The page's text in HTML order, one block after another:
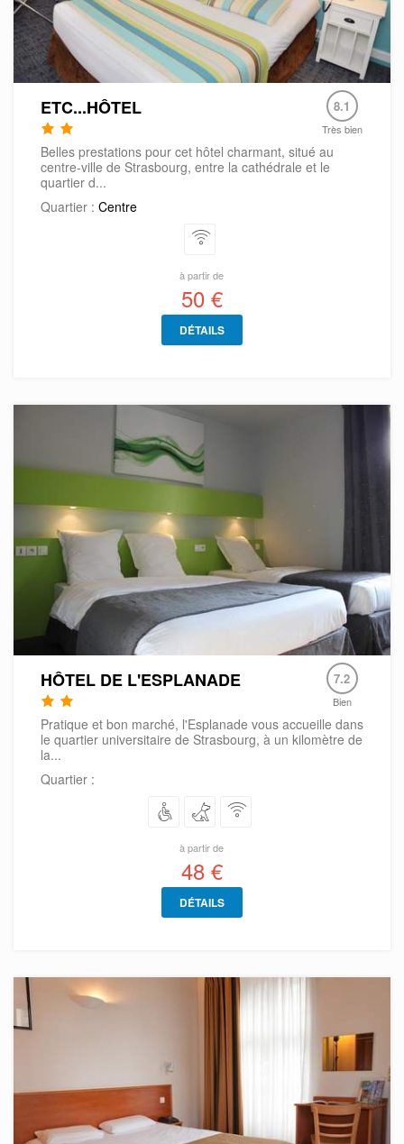
ETC...HÔTEL 8.1
Très bien
Belles prestations pour cet hôtel charmant, situé au
centre-ville de Strasbourg, entre la cathédrale et le
quartier d...
Quartier : Centre
à partir de
50 €
DÉTAILS
HÔTEL DE L'ESPLANADE 7.2
Bien
Pratique et bon marché, l'Esplanade vous accueille dans
le quartier universitaire de Strasbourg, à un kilomètre de
la...
Quartier :
à partir de
48 €
DÉTAILS